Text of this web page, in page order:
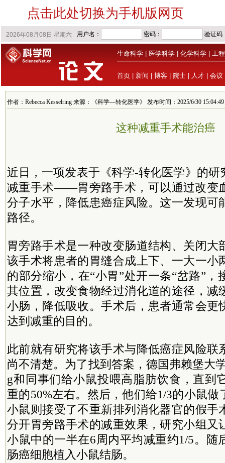
点击此处切换为手机版网页
生命科学 医学科学 化学科学 工
首页 新闻 博客 院士 人才 会议
作者：Rebecca Kesselring 来源：《科学—转化医学》 发布时间：2025/6/30 15:04:49
这种减重手术能治癌
近日，一项发表于《科学-转化医学》的研
减重手术——胃旁路手术，可以通过改变
分子水平，降低患癌症风险。这一发现可
路径。
胃旁路手术是一种改变肠道结构、关闭大
该手术将患者的胃缝合成上下、一大一小
的部分缩小，在“小胃”处开一条“岔路”，
其位置，改变食物经过消化道的途径，减
小肠，降低吸收。手术后，患者通常会更
达到减重的目的。
此前就有研究将该手术与降低癌症风险联
尚不清楚。为了找到答案，德国弗赖堡大学
g和同事们给小鼠投喂高脂肪饮食，直到
重的50%左右。然后，他们给1/3的小鼠做
小鼠则接受了不重新排列消化器官的假手
分开胃旁路手术的减重效果，研究小组又
小鼠中的一半在6周内平均减重约1/5。随
肠癌细胞植入小鼠结肠。